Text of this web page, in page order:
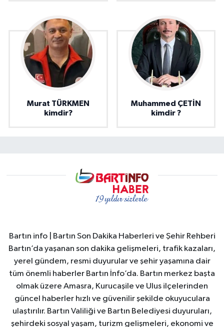
Murat TÜRKMEN
kimdir?
Muhammed ÇETİN
kimdir ?
Bartın info | Bartın Son Dakika Haberleri ve Şehir Rehberi
Bartın’da yaşanan son dakika gelişmeleri, trafik kazaları,
yerel gündem, resmi duyurular ve şehir yaşamına dair
tüm önemli haberler Bartın İnfo’da. Bartın merkez başta
olmak üzere Amasra, Kurucaşile ve Ulus ilçelerinden
güncel haberler hızlı ve güvenilir şekilde okuyuculara
ulaştırılır. Bartın Valiliği ve Bartın Belediyesi duyuruları,
şehirdeki sosyal yaşam, turizm gelişmeleri, ekonomi ve